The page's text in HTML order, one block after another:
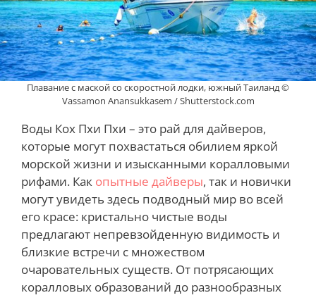
Плавание с маской со скоростной лодки, южный Таиланд ©
Vassamon Anansukkasem / Shutterstock.com
Воды Кох Пхи Пхи – это рай для дайверов,
которые могут похвастаться обилием яркой
морской жизни и изысканными коралловыми
рифами. Как опытные дайверы, так и новички
могут увидеть здесь подводный мир во всей
его красе: кристально чистые воды
предлагают непревзойденную видимость и
близкие встречи с множеством
очаровательных существ. От потрясающих
коралловых образований до разнообразных